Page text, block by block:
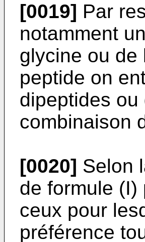
[0019] Par
notamment
glycine ou de
peptide on
dipeptides
combinaison
[0020] Selon
de formule
ceux pour
préférence